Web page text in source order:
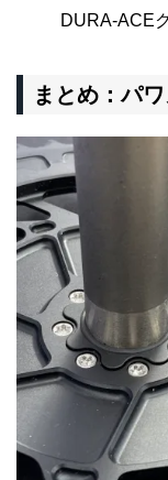
DURA-ACE
まとめ：パ